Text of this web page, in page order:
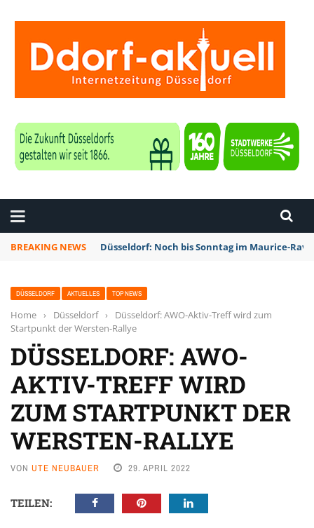
BREAKING NEWS Düsseldorf: Noch bis Sonntag im Maurice-
DÜSSELDORF AKTUELLES TOP NEWS
Home › Düsseldorf ›
Düsseldorf: AWO-Aktiv-Treff wird zum
Startpunkt der Wersten-Rallye
DÜSSELDORF: AWO-
AKTIV-TREFF WIRD
ZUM STARTPUNKT DER
WERSTEN-RALLYE
VON UTE NEUBAUER 29. APRIL 2022
TEILEN: